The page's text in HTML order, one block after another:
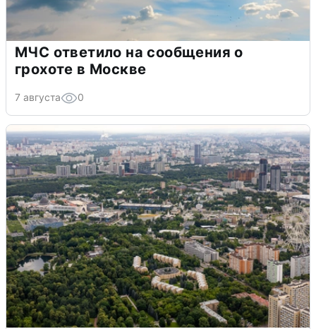
МЧС ответило на сообщения о
грохоте в Москве
7 августа 0